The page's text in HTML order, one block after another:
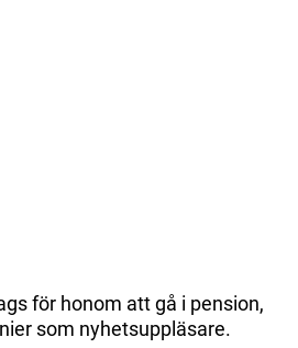
för honom att gå i pension,
som nyhetsuppläsare.